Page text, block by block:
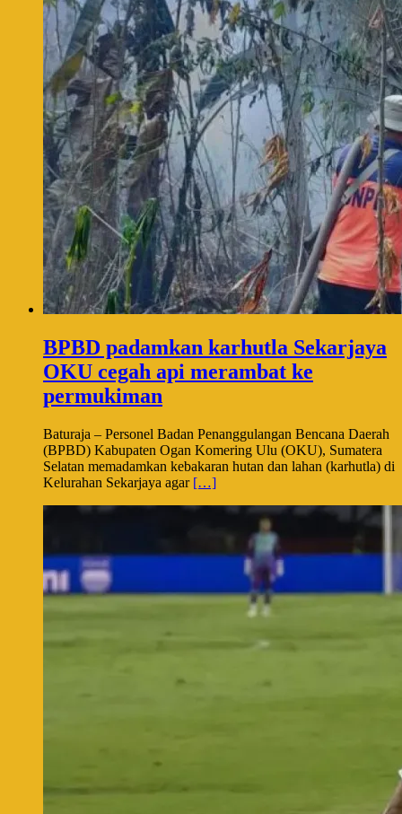
BPBD padamkan karhutla Sekarjaya
OKU cegah api merambat ke
permukiman
Baturaja – Personel Badan Penanggulangan Bencana Daerah
(BPBD) Kabupaten Ogan Komering Ulu (OKU), Sumatera
Selatan memadamkan kebakaran hutan dan lahan (karhutla) di
Kelurahan Sekarjaya agar […]